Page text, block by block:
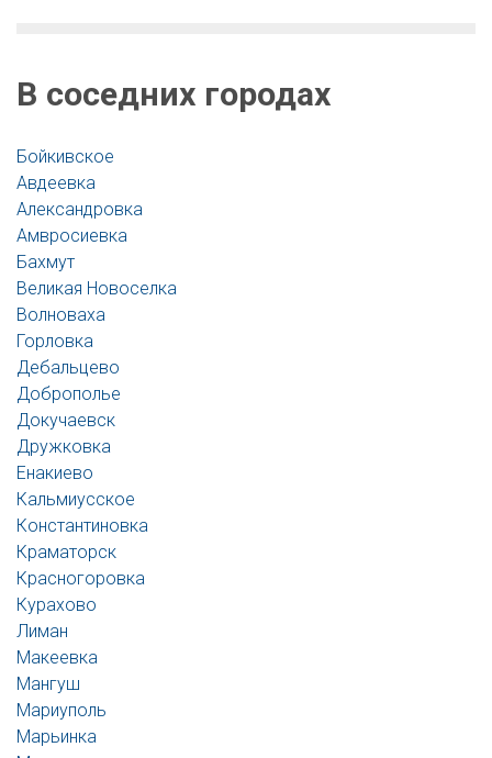
В соседних городах
Бойкивское
Авдеевка
Александровка
Амвросиевка
Бахмут
Великая Новоселка
Волноваха
Горловка
Дебальцево
Доброполье
Докучаевск
Дружковка
Енакиево
Кальмиусское
Константиновка
Краматорск
Красногоровка
Курахово
Лиман
Макеевка
Мангуш
Мариуполь
Марьинка